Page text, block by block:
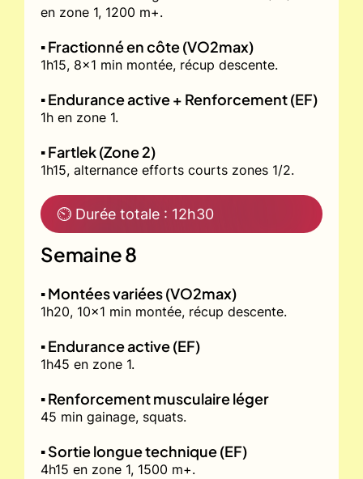
en zone 1, 1200 m+.
▪️ Fractionné en côte (VO2max)
1h15, 8x1 min montée, récup descente.
▪️ Endurance active + Renforcement (EF)
1h en zone 1.
▪️ Fartlek (Zone 2)
1h15, alternance efforts courts zones 1/2.
⏲ Durée totale : 12h30
Semaine 8
▪️ Montées variées (VO2max)
1h20, 10x1 min montée, récup descente.
▪️ Endurance active (EF)
1h45 en zone 1.
▪️ Renforcement musculaire léger
45 min gainage, squats.
▪️ Sortie longue technique (EF)
4h15 en zone 1, 1500 m+.